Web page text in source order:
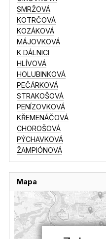
SMRŽOVÁ
KOTRČOVÁ
KOZÁKOVÁ
MÁJOVKOVÁ
K DÁLNICI
HLÍVOVÁ
HOLUBINKOVÁ
PEČÁRKOVÁ
STRAKOŠOVÁ
PENÍZOVKOVÁ
KŘEMENÁČOVÁ
CHOROŠOVÁ
PÝCHAVKOVÁ
ŽAMPIÓNOVÁ
Mapa